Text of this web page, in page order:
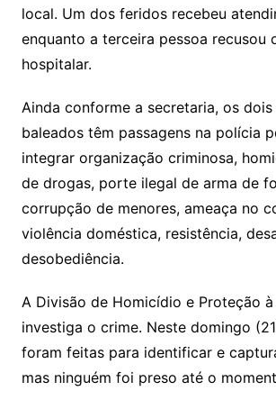
local. Um dos feridos recebeu
enquanto a terceira pessoa recusou
hospitalar.
Ainda conforme a secretaria, os dois
baleados têm passagens na polícia
integrar organização criminosa,
de drogas, porte ilegal de arma de
corrupção de menores, ameaça no
violência doméstica, resistência,
desobediência.
A Divisão de Homicídio e Proteção à
investiga o crime. Neste domingo
foram feitas para identificar e
mas ninguém foi preso até o